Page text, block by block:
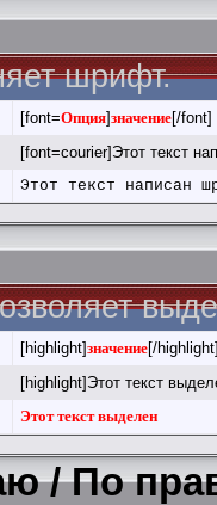
шрифт.
[font=Опция]значение[/font]
[font=courier]Этот текст
Этот текст написан
[highlight]значение[/
[highlight]Этот текст
Этот текст выделен
/ По